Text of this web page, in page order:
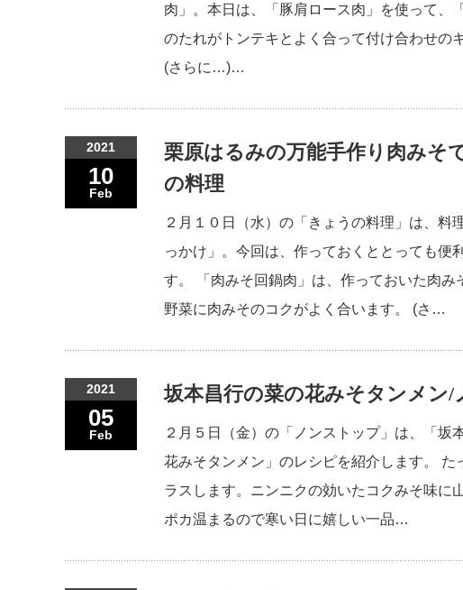
肉」。本日は、「豚肩ロース肉」を使って、
のたれがトンテキとよく合って付け合わせの
(さらに…)…
2021
10
Feb
栗原はるみの万能手作り肉みそ
の料理
２月１０日（水）の「きょうの料理」は、料
っかけ」。今回は、作っておくととっても便
す。 「肉みそ回鍋肉」は、作っておいた肉
野菜に肉みそのコクがよく合います。 (さ…
2021
05
Feb
坂本昌行の菜の花みそタンメン/
２月５日（金）の「ノンストップ」は、「
花みそタンメン」のレシピを紹介します。
ラスします。ニンニクの効いたコクみそ味に
ポカ温まるので寒い日に嬉しい一品…